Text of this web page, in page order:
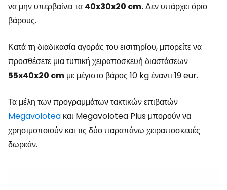
να μην υπερβαίνει τα 40x30x20 cm.Δεν υπάρχει όριο
βάρους.
Κατά τη διαδικασία αγοράς του εισιτηρίου, μπορείτε να
προσθέσετε μια τυπική χειραποσκευή διαστάσεων
55x40x20 cm με μέγιστο βάρος 10 kg έναντι 19 eur.
Τα μέλη των προγραμμάτων τακτικών επιβατών
Megavolotea και Megavolotea Plus μπορούν να
χρησιμοποιούν και τις δύο παραπάνω χειραποσκευές
δωρεάν.